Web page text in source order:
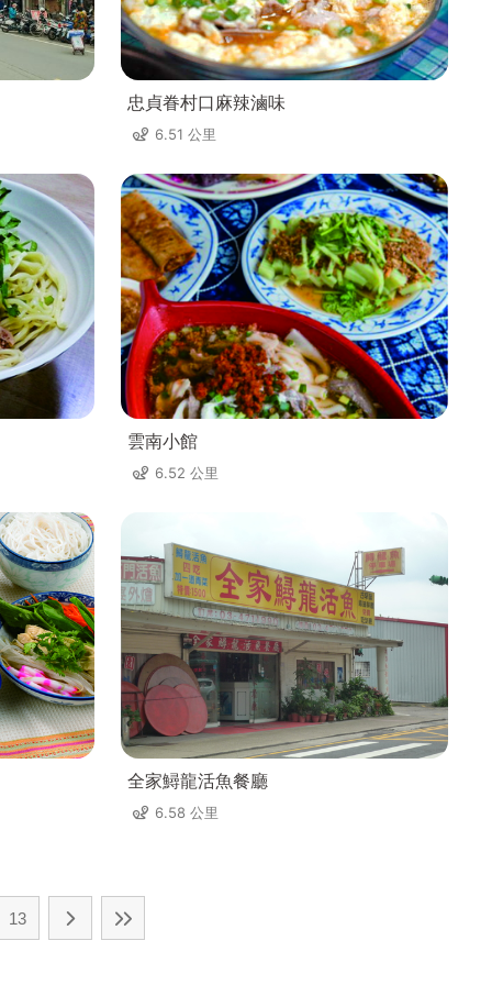
忠貞眷村口麻辣滷味
6.51 公里
雲南小館
6.52 公里
全家鱘龍活魚餐廳
6.58 公里
13